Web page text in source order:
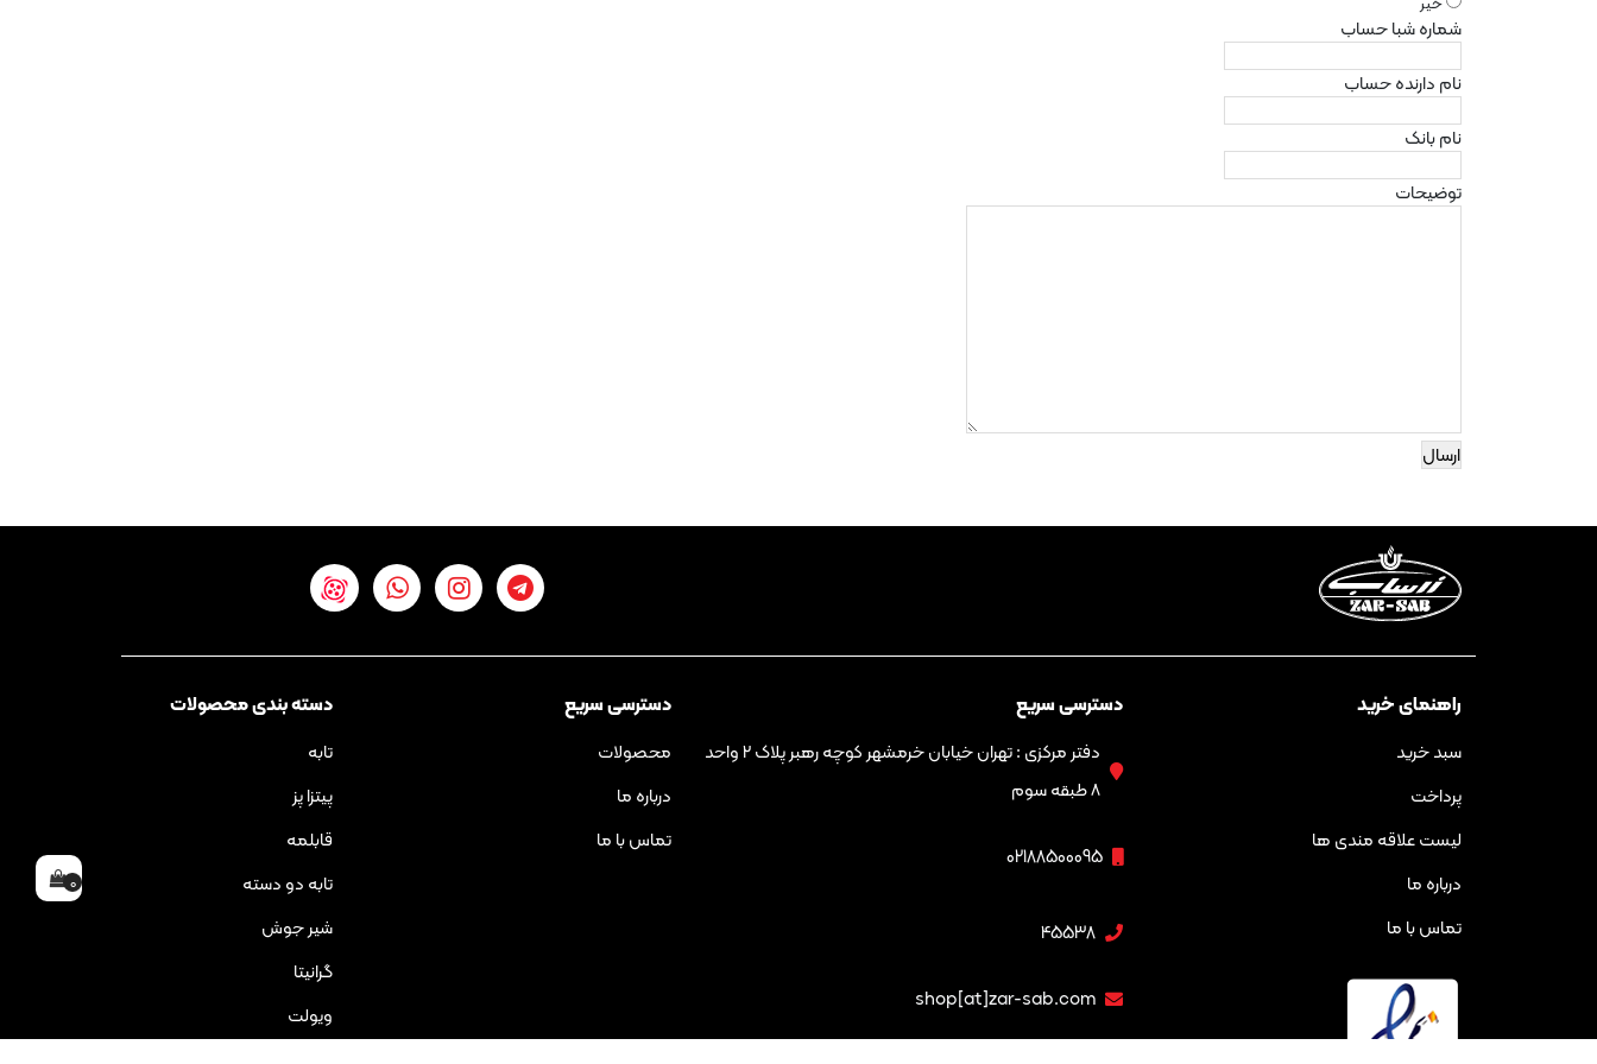
0
شماره شبا حساب
نام دارنده حساب
نام بانک
توضیحات
راهنمای خرید
سبد خرید
پرداخت
لیست علاقه مندی ها
درباره ما
تماس با ما
دسترسی سریع
دفتر مرکزی : تهران خیابان خرمشهر کوچه رهبر پلاک ۲ واحد
۸ طبقه سوم
02188500095
45538
shop[at]zar-sab.com
دسترسی سریع
محصولات
درباره ما
تماس با ما
دسته بندی محصولات
تابه
پیتزا پز
قابلمه
تابه دو دسته
شیر جوش
گرانیتا
ویولت